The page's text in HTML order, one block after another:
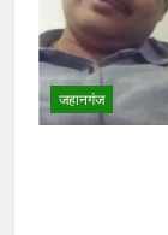
जहानगंज